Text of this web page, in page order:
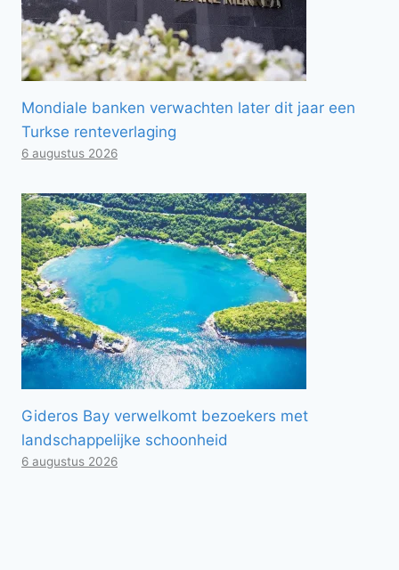
Mondiale banken verwachten later dit jaar een
Turkse renteverlaging
6 augustus 2026
Gideros Bay verwelkomt bezoekers met
landschappelijke schoonheid
6 augustus 2026